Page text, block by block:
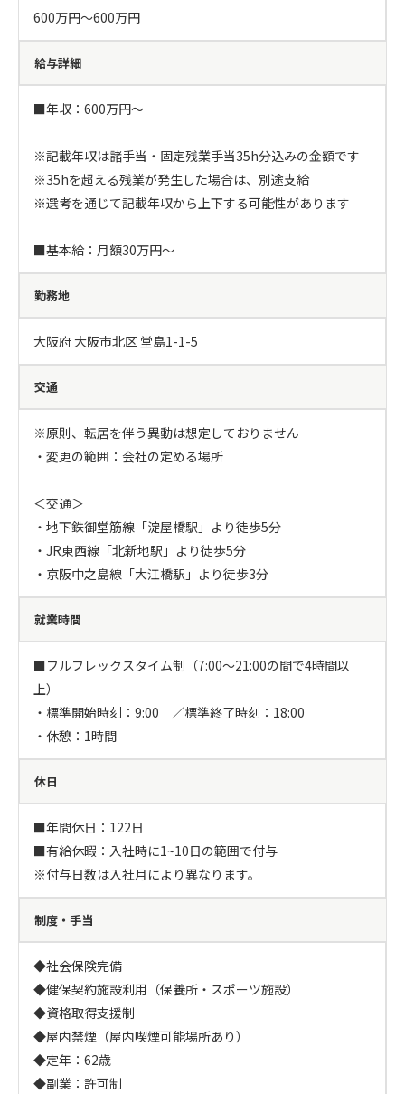
600万円〜600万円
給与詳細
■年収：600万円～
※記載年収は諸手当・固定残業手当35h分込みの金額です
※35hを超える残業が発生した場合は、別途支給
※選考を通じて記載年収から上下する可能性があります
■基本給：月額30万円～
勤務地
大阪府 大阪市北区 堂島1-1-5
交通
※原則、転居を伴う異動は想定しておりません
・変更の範囲：会社の定める場所
＜交通＞
・地下鉄御堂筋線「淀屋橋駅」より徒歩5分
・JR東西線「北新地駅」より徒歩5分
・京阪中之島線「大江橋駅」より徒歩3分
就業時間
■フルフレックスタイム制（7:00～21:00の間で4時間以
上）
・標準開始時刻：9:00　／標準終了時刻：18:00
・休憩：1時間
休日
■年間休日：122日
■有給休暇：入社時に1~10日の範囲で付与
※付与日数は入社月により異なります。
制度・手当
◆社会保険完備
◆健保契約施設利用（保養所・スポーツ施設）
◆資格取得支援制
◆屋内禁煙（屋内喫煙可能場所あり）
◆定年：62歳
◆副業：許可制